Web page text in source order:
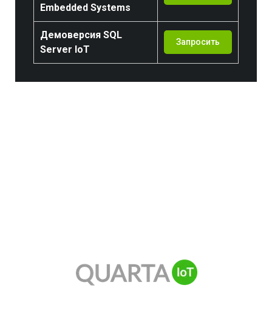
Embedded Systems
Демоверсия SQL
Server IoT
Запросить